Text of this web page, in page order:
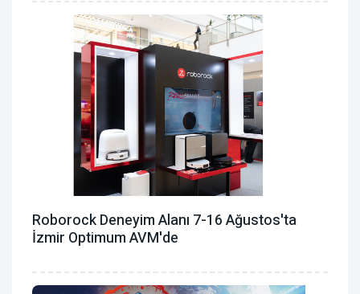
Roborock Deneyim Alanı 7-16 Ağustos'ta
İzmir Optimum AVM'de